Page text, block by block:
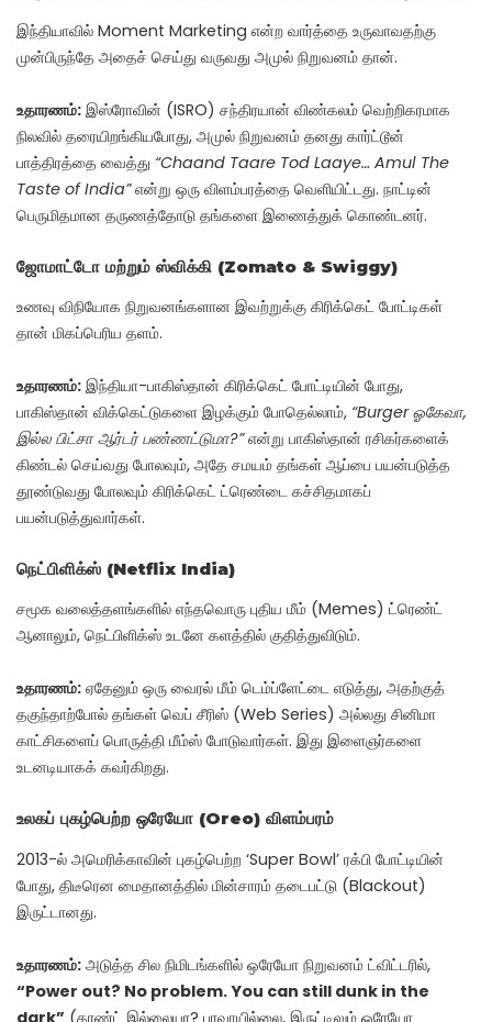
இந்தியாவில் Moment Marketing என்ற வார்த்தை உருவாவதற்கு
முன்பிருந்தே அதைச் செய்து வருவது அமுல் நிறுவனம் தான்.
உதாரணம்: இஸ்ரோவின் (ISRO) சந்திரயான் விண்கலம் வெற்றிகரமாக
நிலவில் தரையிறங்கியபோது, அமுல் நிறுவனம் தனது கார்ட்டூன்
பாத்திரத்தை வைத்து “Chaand Taare Tod Laaye… Amul The
Taste of India”என்று ஒரு விளம்பரத்தை வெளியிட்டது. நாட்டின்
பெருமிதமான தருணத்தோடு தங்களை இணைத்துக் கொண்டனர்.
ஜோமாட்டோ மற்றும் ஸ்விக்கி (Zomato & Swiggy)
உணவு விநியோக நிறுவனங்களான இவற்றுக்கு கிரிக்கெட் போட்டிகள்
தான் மிகப்பெரிய தளம்.
உதாரணம்: இந்தியா-பாகிஸ்தான் கிரிக்கெட் போட்டியின் போது,
பாகிஸ்தான் விக்கெட்டுகளை இழக்கும் போதெல்லாம், “Burger ஓகேவா,
இல்ல பிட்சா ஆர்டர் பண்ணட்டுமா?”என்று பாகிஸ்தான் ரசிகர்களைக்
கிண்டல் செய்வது போலவும், அதே சமயம் தங்கள் ஆப்பை பயன்படுத்த
தூண்டுவது போலவும் கிரிக்கெட் ட்ரெண்டை கச்சிதமாகப்
பயன்படுத்துவார்கள்.
நெட்பிளிக்ஸ் (Netflix India)
சமூக வலைத்தளங்களில் எந்தவொரு புதிய மீம் (Memes) ட்ரெண்ட்
ஆனாலும், நெட்பிளிக்ஸ் உடனே களத்தில் குதித்துவிடும்.
உதாரணம்: ஏதேனும் ஒரு வைரல் மீம் டெம்ப்ளேட்டை எடுத்து, அதற்குத்
தகுந்தாற்போல் தங்கள் வெப் சீரிஸ் (Web Series) அல்லது சினிமா
காட்சிகளைப் பொருத்தி மீம்ஸ் போடுவார்கள். இது இளைஞர்களை
உடனடியாகக் கவர்கிறது.
உலகப் புகழ்பெற்ற ஒரேயோ (Oreo) விளம்பரம்
2013-ல் அமெரிக்காவின் புகழ்பெற்ற ‘Super Bowl’ ரக்பி போட்டியின்
போது, திடீரென மைதானத்தில் மின்சாரம் தடைபட்டு (Blackout)
இருட்டானது.
உதாரணம்: அடுத்த சில நிமிடங்களில் ஒரேயோ நிறுவனம் ட்விட்டரில்,
“Power out? No problem. You can still dunk in the
dark” (கரண்ட் இல்லையா? பரவாயில்லை, இருட்டிலும் ஒரேயோ